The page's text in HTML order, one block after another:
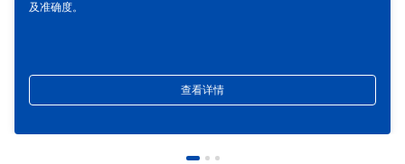
及准确度。
查看详情